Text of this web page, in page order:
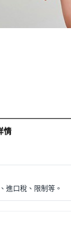
情
進口稅、限制等。